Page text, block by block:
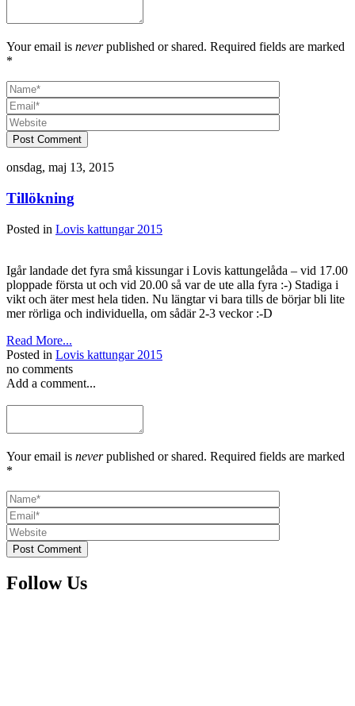
Your email is neverpublished or shared. Required fields are marked
*
Post Comment
onsdag, maj 13, 2015
Tillökning
Posted in Lovis kattungar 2015
Igår landade det fyra små kissungar i Lovis kattungelåda – vid 17.00
ploppade första ut och vid 20.00 så var de ute alla fyra :-) Stadiga i
vikt och äter mest hela tiden. Nu längtar vi bara tills de börjar bli lite
mer rörliga och individuella, om sådär 2-3 veckor :-D
Read More...
Posted in Lovis kattungar 2015
no comments
Add a comment...
Your email is neverpublished or shared. Required fields are marked
*
Post Comment
Follow Us